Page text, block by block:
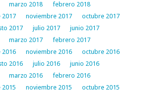
marzo 2018
febrero 2018
2017 noviembre 2017
octubre 2017
2017 julio 2017
junio 2017
marzo 2017
febrero 2017
2016 noviembre 2016
octubre 2016
2016 julio 2016
junio 2016
marzo 2016
febrero 2016
noviembre 2015
octubre 2015